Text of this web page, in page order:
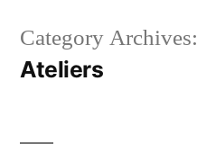
Category Archives:
Ateliers